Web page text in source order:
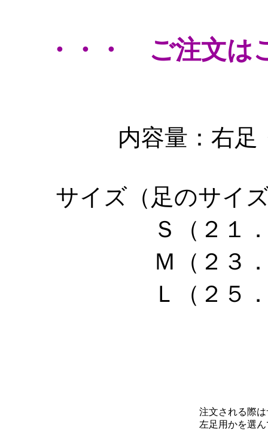
・・・ ご注文は
内容量：右足
サイズ（足のサイ
Ｓ（２１
Ｍ（２３
Ｌ（２５
注文される際
左足用かを選